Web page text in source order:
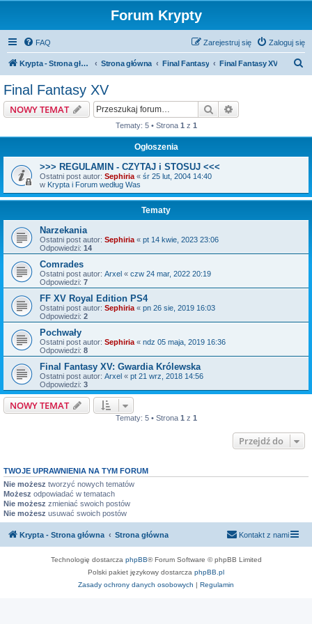
Forum Krypty
FAQ Zaloguj się
Zarejestruj się
Krypta - Strona główna Strona główna Final Fantasy Final Fantasy XV
Final Fantasy XV
NOWY TEMAT Szukaj
Tematy: 5 • Strona 1 z 1
Ogłoszenia
>>> REGULAMIN - CZYTAJ i STOSUJ <<<
Ostatni post autor: Sephiria « śr 25 lut, 2004 14:40
w Krypta i Forum według Was
Tematy
Narzekania
Ostatni post autor: Sephiria « pt 14 kwie, 2023 23:06
Odpowiedzi: 14
Comrades
Ostatni post autor: Arxel « czw 24 mar, 2022 20:19
Odpowiedzi: 7
FF XV Royal Edition PS4
Ostatni post autor: Sephiria « pn 26 sie, 2019 16:03
Odpowiedzi: 2
Pochwały
Ostatni post autor: Sephiria « ndz 05 maja, 2019 16:36
Odpowiedzi: 8
Final Fantasy XV: Gwardia Królewska
Ostatni post autor: Arxel « pt 21 wrz, 2018 14:56
Odpowiedzi: 3
NOWY TEMAT
Tematy: 5 • Strona 1 z 1
Przejdź do
TWOJE UPRAWNIENIA NA TYM FORUM
Nie możesz tworzyć nowych tematów
Możesz odpowiadać w tematach
Nie możesz zmieniać swoich postów
Nie możesz usuwać swoich postów
Krypta - Strona główna Strona główna Kontakt z nami
Technologię dostarcza phpBB® Forum Software © phpBB Limited
Polski pakiet językowy dostarcza phpBB.pl
Zasady ochrony danych osobowych | Regulamin